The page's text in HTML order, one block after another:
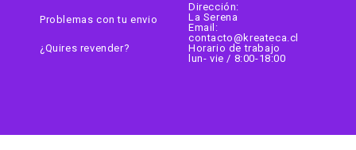
Dirección:
La Serena
Email:
contacto@kreateca.cl
Horario de trabajo
lun- vie / 8:00-18:00
Problemas con tu envio
¿Quires revender?